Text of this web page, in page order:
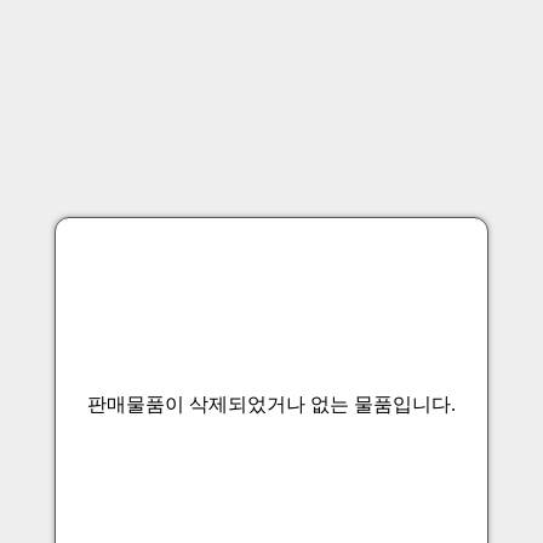
판매물품이 삭제되었거나 없는 물품입니다.